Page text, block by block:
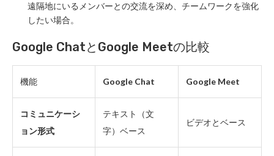
遠隔地にいるメンバーとの交流を深め、チームワークを強化
したい場合。
Google ChatとGoogle Meetの比較
機能 Google Chat Google Meet
コミュニケーシ
ョン形式
テキスト（文
字）ベース
ビデオとベース